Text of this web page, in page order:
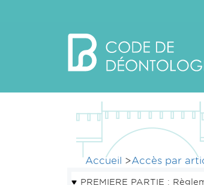
Accueil >Accès par
PREMIERE PARTIE :